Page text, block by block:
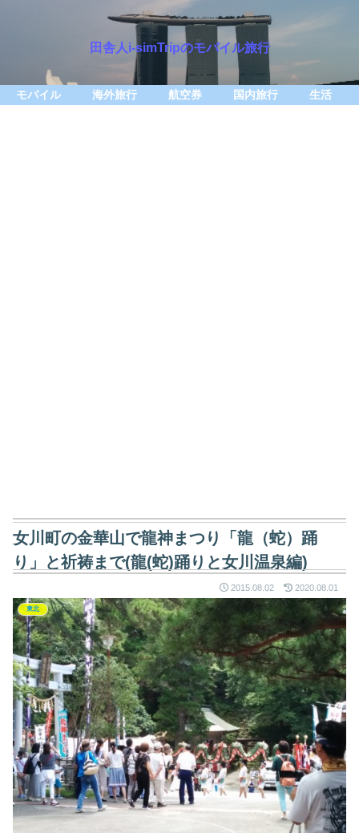
田舎人i-simTripのモバイル旅行
モバイル 海外旅行 航空券 国内旅行 生活
女川町の金華山で龍神まつり「龍（蛇）踊
り」と祈祷まで(龍(蛇)踊りと女川温泉編)
2015.08.02 2020.08.01
東北